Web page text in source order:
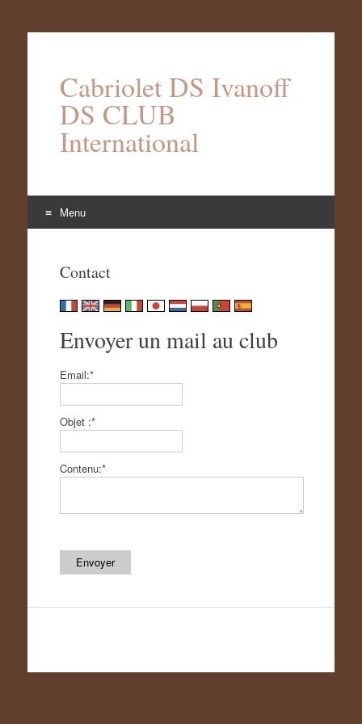
Cabriolet DS Ivanoff
DS CLUB
International
Menu
contenuContact
Envoyer un mail au club
Email:*
Objet :*
Contenu:*
Envoyer